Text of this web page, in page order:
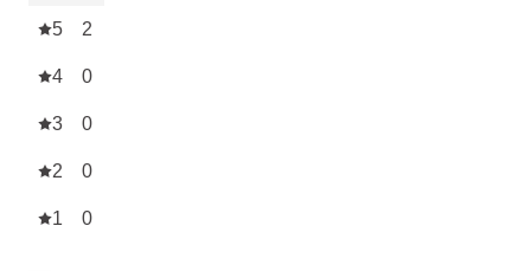
5 2
4 0
3 0
2 0
1 0